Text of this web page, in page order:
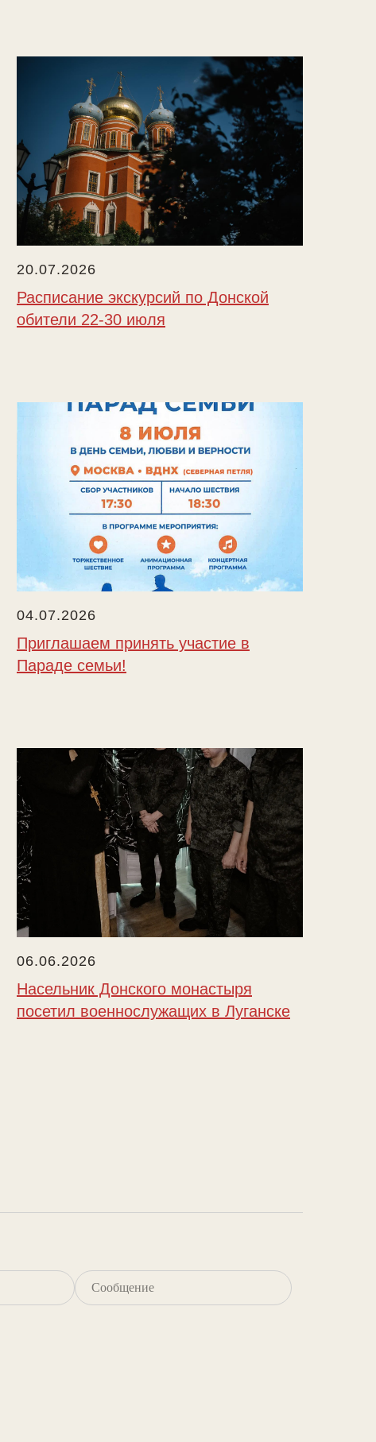
20.07.2026
Расписание экскурсий по Донской
обители 22-30 июля
04.07.2026
Приглашаем принять участие в
Параде семьи!
06.06.2026
Насельник Донского монастыря
посетил военнослужащих в Луганске